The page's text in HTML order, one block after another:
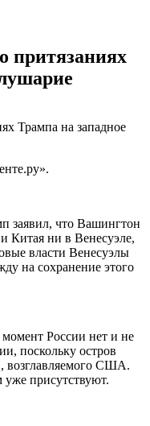
притязаниях
заявил, что Вашингтон
Китая ни в Венесуэле,
власти Венесуэлы
на сохранение этого
России нет и не
поскольку остров
США.
присутствуют.